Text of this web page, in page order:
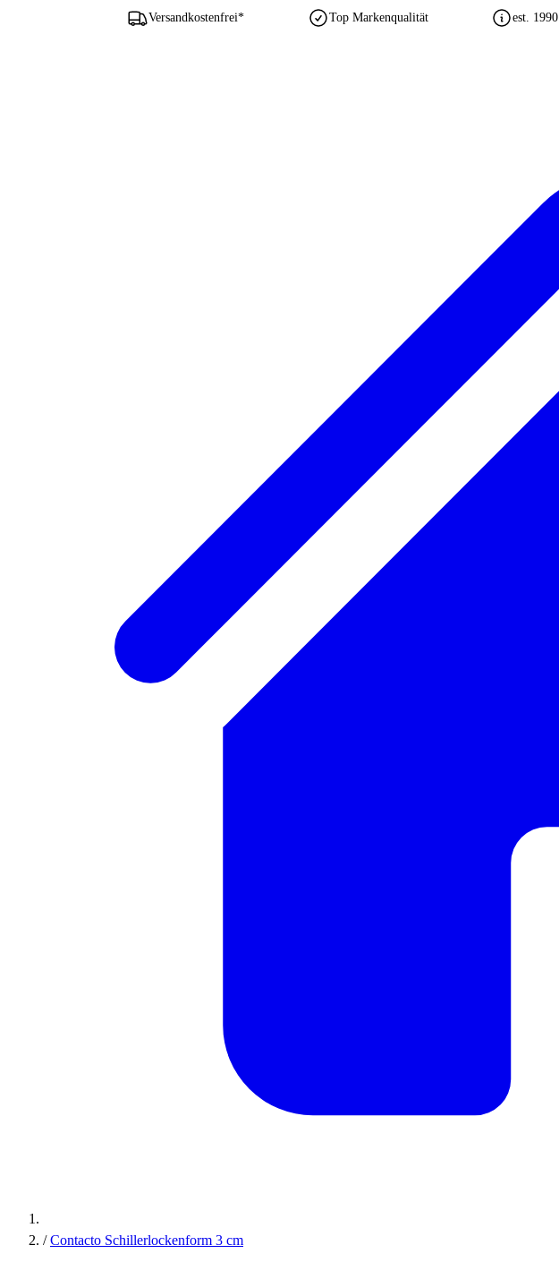
Versandkostenfrei* Top Markenqualität est. 1990
/ Contacto Schillerlockenform 3 cm